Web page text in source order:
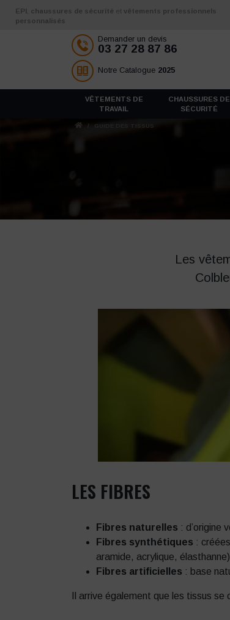
Aller au contenu
EPI chaussures de sécurité et vêtements professionnels
personnalisés
Demander un devis
03 27 28 87 86
Notre Catalogue 2025
VÊTEMENTS DE
TRAVAIL
CHAUSSURES DE
SÉCURITÉ
/ GUIDE DES TISSUS
Les
LES FIBRES
Fibres naturelles : d’origine
Fibres synthétiques :
aramide, acrylique,
Fibres artificielles : base
Il arrive également que les tissus